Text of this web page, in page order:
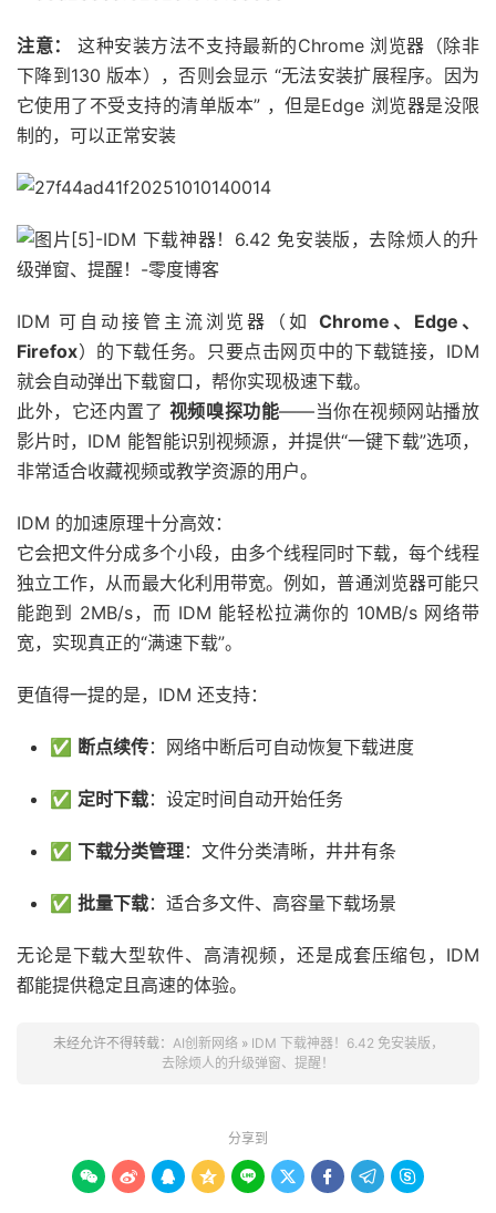
注意：
这种安装方法不支持最新的Chrome 浏览器（除非
下降到130 版本），否则会显示 “无法安装扩展程序。因为
它使用了不受支持的清单版本” ，但是Edge 浏览器是没限
制的，可以正常安装
IDM 可自动接管主流浏览器（如Chrome、Edge、
Firefox）的下载任务。只要点击网页中的下载链接，IDM
就会自动弹出下载窗口，帮你实现极速下载。
此外，它还内置了 视频嗅探功能——当你在视频网站播放
影片时，IDM 能智能识别视频源，并提供“一键下载”选项，
非常适合收藏视频或教学资源的用户。
IDM 的加速原理十分高效：
它会把文件分成多个小段，由多个线程同时下载，每个线程
独立工作，从而最大化利用带宽。例如，普通浏览器可能只
能跑到 2MB/s，而 IDM 能轻松拉满你的 10MB/s 网络带
宽，实现真正的“满速下载”。
更值得一提的是，IDM 还支持：
✅ 断点续传：网络中断后可自动恢复下载进度
✅ 定时下载：设定时间自动开始任务
✅ 下载分类管理：文件分类清晰，井井有条
✅ 批量下载：适合多文件、高容量下载场景
无论是下载大型软件、高清视频，还是成套压缩包，IDM
都能提供稳定且高速的体验。
未经允许不得转载： AI创新网络» IDM 下载神器！6.42 免安装版，
去除烦人的升级弹窗、提醒！
分享到
        